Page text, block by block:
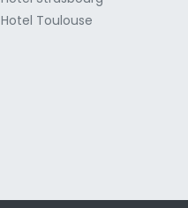
Hotel Toulouse